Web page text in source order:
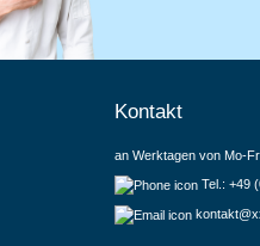
Kontakt
an Werktagen von Mo-
Tel.: +49